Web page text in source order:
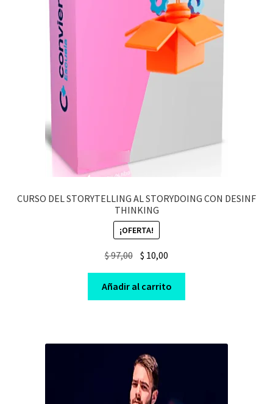
CURSO DEL STORYTELLING AL STORYDOING CON DESINF
THINKING
¡OFERTA!
$97,00 Original
was:
$ 97,00.
$ 10,00
is:
$ 10,00.
Añadir al carrito